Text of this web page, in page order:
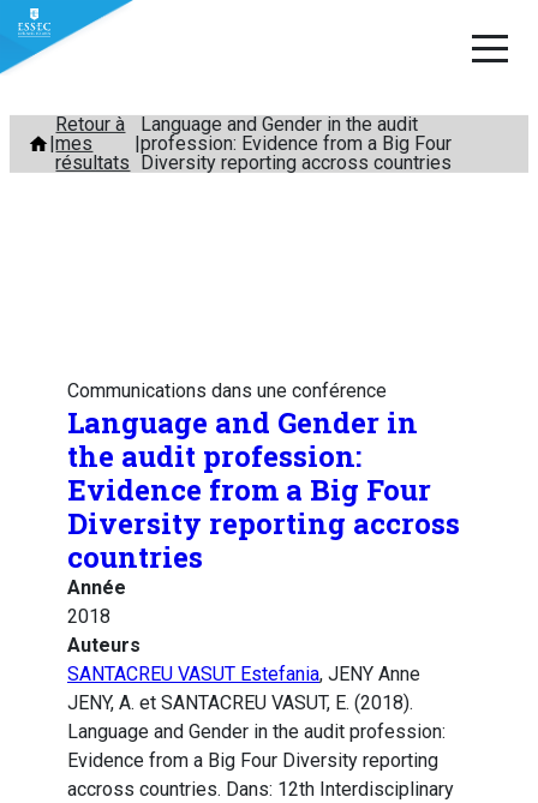
Aller
contenu
Retour à
mes
résultats
Language and Gender in the audit
profession: Evidence from a Big Four
Diversity reporting accross countries
Communications dans une conférence
Language and Gender in
the audit profession:
Evidence from a Big Four
Diversity reporting accross
countries
Année
2018
Auteurs
SANTACREU VASUT Estefania, JENY Anne
JENY, A. et SANTACREU VASUT, E. (2018).
Language and Gender in the audit profession:
Evidence from a Big Four Diversity reporting
accross countries. Dans: 12th Interdisciplinary